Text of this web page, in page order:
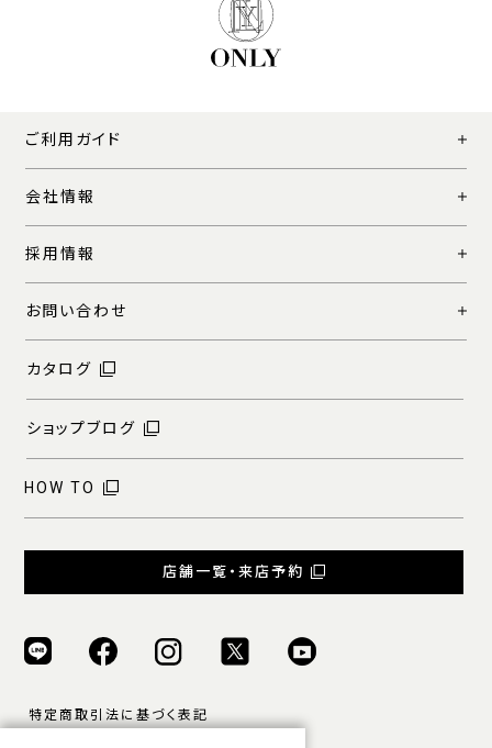
ご利用ガイド
会社情報
採用情報
お問い合わせ
カタログ
ショップブログ
HOW TO
店舗一覧・来店予約
特定商取引法に基づく表記